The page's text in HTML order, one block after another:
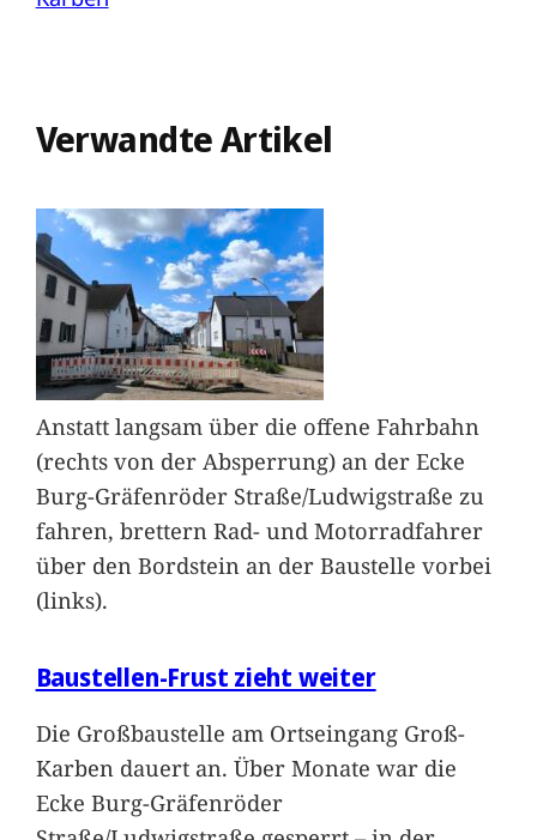
Verwandte Artikel
Anstatt langsam über die offene Fahrbahn
(rechts von der Absperrung) an der Ecke
Burg-Gräfenröder Straße/Ludwigstraße zu
fahren, brettern Rad- und Motorradfahrer
über den Bordstein an der Baustelle vorbei
(links).
Baustellen-Frust zieht weiter
Die Großbaustelle am Ortseingang Groß-
Karben dauert an. Über Monate war die
Ecke Burg-Gräfenröder